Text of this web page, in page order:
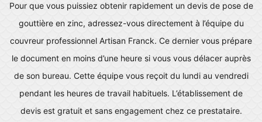
Pour que vous puissiez obtenir rapidement un devis de pose de
gouttière en zinc, adressez-vous directement à l’équipe du
couvreur professionnel Artisan Franck. Ce dernier vous prépare
le document en moins d’une heure si vous vous délacer auprès
de son bureau. Cette équipe vous reçoit du lundi au vendredi
pendant les heures de travail habituels. L’établissement de
devis est gratuit et sans engagement chez ce prestataire.